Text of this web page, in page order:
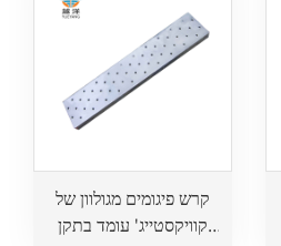
קרש פיגומים מגולוון של
קוויקסטייג' עומד בתקן